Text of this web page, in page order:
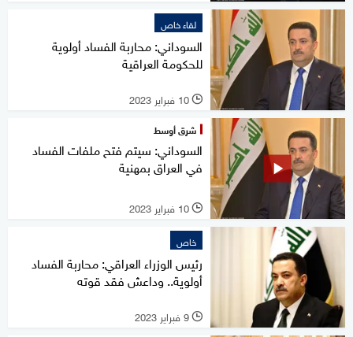
لقاء خاص
السوداني: محاربة الفساد أولوية
للحكومة العراقية
l 10 فبراير 2023
شرق أوسط
السوداني: سيتم فتح ملفات الفساد
في العراق بمهنية
l 10 فبراير 2023
خاص
رئيس الوزراء العراقي: محاربة الفساد
أولوية.. وداعش فقد قوته
l 9 فبراير 2023